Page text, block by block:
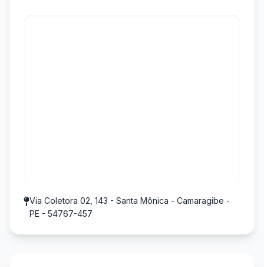
Via Coletora 02, 143 - Santa Mônica - Camaragibe -
PE - 54767-457